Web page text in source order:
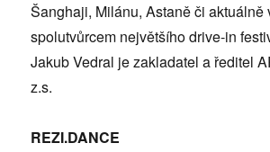
Šanghaji, Milánu, Astaně či aktuálně
spolutvůrcem největšího drive-in
Jakub Vedral je zakladatel a ředitel
z.s.
REZI.DANCE